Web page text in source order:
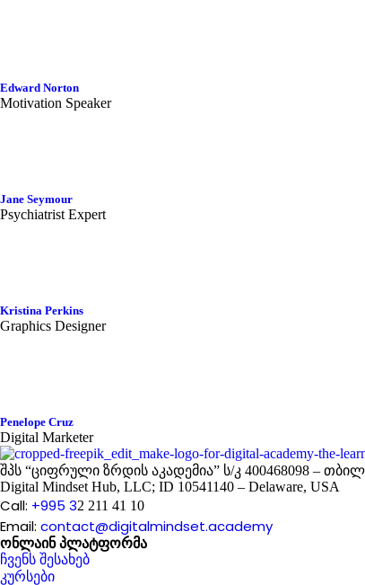
Edward Norton
Motivation Speaker
Jane Seymour
Psychiatrist Expert
Kristina Perkins
Graphics Designer
Penelope Cruz
Digital Marketer
შპს “ციფრული ზრდის აკადემია” ს/კ 400468098 –
Digital Mindset Hub, LLC; ID 10541140 – Delaware, USA
Call: +995 32 211 41 10
Email: contact@digitalmindset.academy
ონლაინ პლატფორმა
ჩვენს შესახებ
კურსები